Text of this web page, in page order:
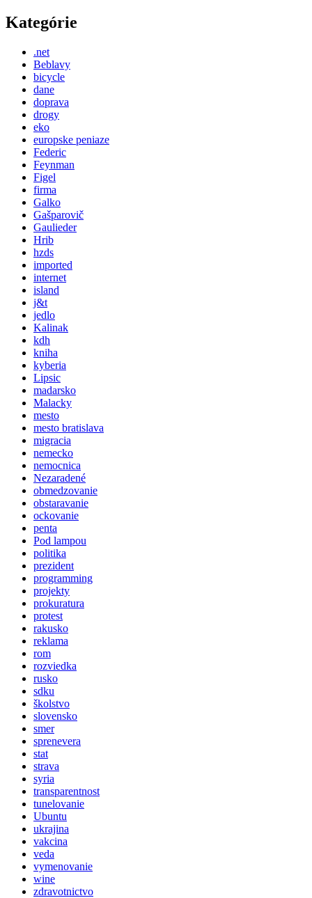
Kategórie
.net
Beblavy
bicycle
dane
doprava
drogy
eko
europske peniaze
Federic
Feynman
Figel
firma
Galko
Gašparovič
Gaulieder
Hrib
hzds
imported
internet
island
j&t
jedlo
Kalinak
kdh
kniha
kyberia
Lipsic
madarsko
Malacky
mesto
mesto bratislava
migracia
nemecko
nemocnica
Nezaradené
obmedzovanie
obstaravanie
ockovanie
penta
Pod lampou
politika
prezident
programming
projekty
prokuratura
protest
rakusko
reklama
rom
rozviedka
rusko
sdku
školstvo
slovensko
smer
sprenevera
stat
strava
syria
transparentnost
tunelovanie
Ubuntu
ukrajina
vakcina
veda
vymenovanie
wine
zdravotnictvo